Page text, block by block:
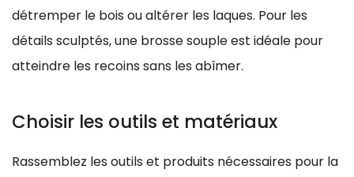
détremper le bois ou altérer les laques. Pour les
détails sculptés, une brosse souple est idéale pour
atteindre les recoins sans les abîmer.
Choisir les outils et matériaux
Rassemblez les outils et produits nécessaires pour la